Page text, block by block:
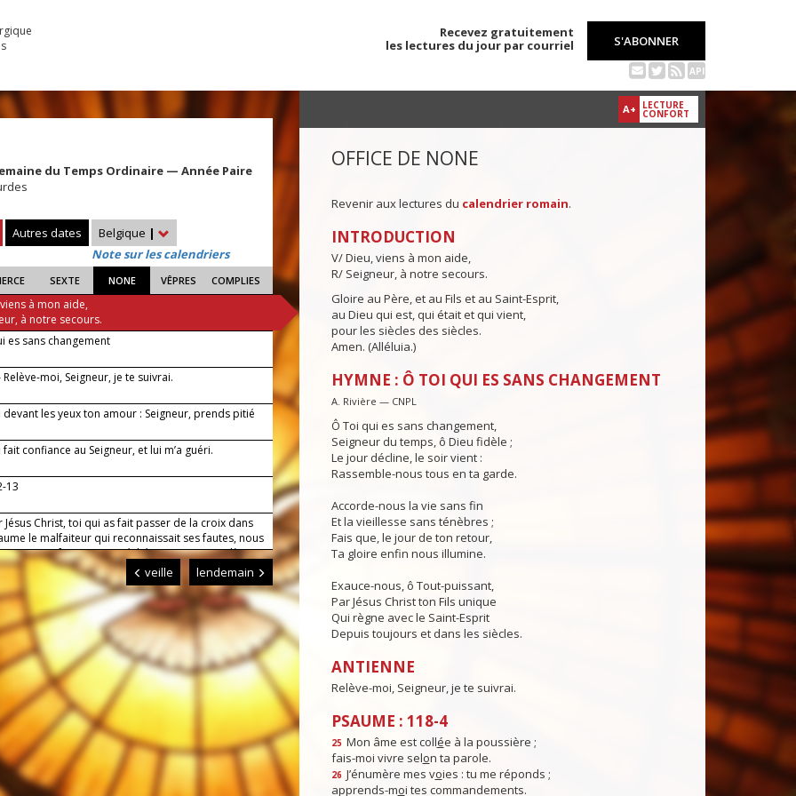
Recevez gratuitement
les lectures du jour par courriel
S'ABONNER
API
du Temps Ordinaire — Année Paire
Autres dates Belgique |
Note sur les calendriers
SEXTE NONE VÊPRES COMPLIES
à mon aide,
à notre secours.
es sans changement
moi, Seigneur, je te suivrai.
devant les yeux ton amour : Seigneur, prends pitié
fait confiance au Seigneur, et lui m’a guéri.
13
Jésus Christ, toi qui as fait passer de la croix dans
le malfaiteur qui reconnaissait ses fautes, nous
en confessant nos péchés : ouvre-nous, dès
les portes du paradis. Toi qui règnes pour les
siècles. Amen.
veille lendemain
A+ LECTURE
CONFORT
OFFICE DE NONE
Revenir aux lectures du calendrier romain.
INTRODUCTION
V/ Dieu, viens à mon aide,
R/ Seigneur, à notre secours.
Gloire au Père, et au Fils et au Saint-Esprit,
au Dieu qui est, qui était et qui vient,
pour les siècles des siècles.
Amen. (Alléluia.)
HYMNE : Ô TOI QUI ES SANS CHANGEMENT
A. Rivière — CNPL
Ô Toi qui es sans changement,
Seigneur du temps, ô Dieu fidèle ;
Le jour décline, le soir vient :
Rassemble-nous tous en ta garde.
Accorde-nous la vie sans fin
Et la vieillesse sans ténèbres ;
Fais que, le jour de ton retour,
Ta gloire enfin nous illumine.
Exauce-nous, ô Tout-puissant,
Par Jésus Christ ton Fils unique
Qui règne avec le Saint-Esprit
Depuis toujours et dans les siècles.
ANTIENNE
Relève-moi, Seigneur, je te suivrai.
PSAUME : 118-4
25 Mon âme est collée à la poussière ;
fais-moi vivre selon ta parole.
26 J’énumère mes voies : tu me réponds ;
apprends-moi tes commandements.